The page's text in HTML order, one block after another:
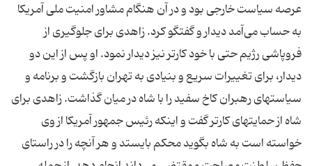
عرصه سیاست خارجی بود و در آن هنگام مشاور امنیت ملی آمریکا
به حساب می‌آمد دیدار و گفتگو کرد. زاهدی برای جلوگیری از
فروپاشی رژیم حتی با خود کارتر نیز دیدار نمود. او پس از این دو
دیدار، برای تغییرات سریع و بنیادی به تهران بازگشت و برنامه و
سیاستهای رهبران کاخ سفید را با شاه در میان گذاشت. زاهدی برای
شاه از حمایتهای کارتر گفت و اینکه رئیس جمهور آمریکا از وی
خواسته است به شاه بگوید محکم بایستد و هر آنچه را در راستای